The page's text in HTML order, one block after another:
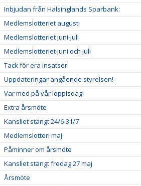
Inbjudan från Hälsinglands Sparbank:
Medlemslotteriet augusti
Medlemslotteriet juni-juli
Medlemslotteriet juni och juli
Tack för era insatser!
Uppdateringar angående styrelsen!
Var med på vår loppisdag!
Extra årsmöte
Kansliet stängt 24/6-31/7
Medlemslotteri maj
Påminner om årsmöte
Kansliet stängt fredag 27 maj
Årsmöte